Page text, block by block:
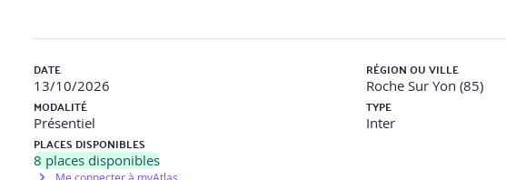
DATE
13/10/2026
RÉGION OU VILLE
Roche Sur Yon (85)
MODALITÉ
Présentiel
TYPE
Inter
PLACES DISPONIBLES
8 places disponibles